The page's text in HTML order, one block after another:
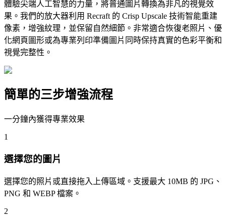
體驗尖端人工智慧的力量，將普通圖片轉換為非凡的視覺效
果。我們的放大器利用 Recraft 的 Crisp Upscale 技術智能重建
像素，增強紋理，並保留自然細節。非常適合恢復老照片、優
化網頁圖形或為專業列印準備圖片同時保持真實的色彩平衡和
視覺完整性。
簡單的三步增強流程
一分鐘內獲得專業效果
1
選擇您的圖片
選擇您的照片或直接拖入上傳區域。支援最大 10MB 的 JPG、
PNG 和 WEBP 檔案。
2